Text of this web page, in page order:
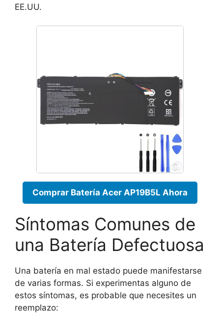
EE.UU.
Comprar Batería Acer AP19B5L Ahora
Síntomas Comunes de
una Batería Defectuosa
Una batería en mal estado puede manifestarse
de varias formas. Si experimentas alguno de
estos síntomas, es probable que necesites un
reemplazo: